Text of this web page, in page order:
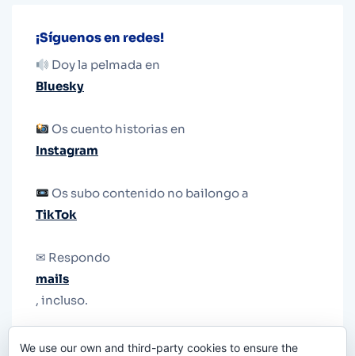
¡Síguenos en redes!
Doy la pelmada en
Bluesky
Os cuento historias en
Instagram
Os subo contenido no bailongo a
TikTok
✉ Respondo
mails
, incluso.
We use our own and third-party cookies to ensure the